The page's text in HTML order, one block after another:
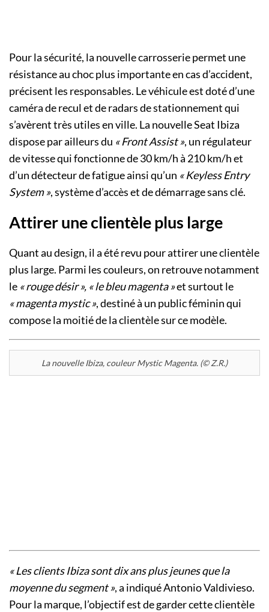
Pour la sécurité, la nouvelle carrosserie permet une
résistance au choc plus importante en cas d’accident,
précisent les responsables. Le véhicule est doté d’une
caméra de recul et de radars de stationnement qui
s’avèrent très utiles en ville. La nouvelle Seat Ibiza
dispose par ailleurs du « Front Assist », un régulateur
de vitesse qui fonctionne de 30 km/h à 210 km/h et
d’un détecteur de fatigue ainsi qu’un « Keyless Entry
System », système d’accès et de démarrage sans clé.
Attirer une clientèle plus large
Quant au design, il a été revu pour attirer une clientèle
plus large. Parmi les couleurs, on retrouve notamment
le « rouge désir », « le bleu magenta »et surtout le
« magenta mystic », destiné à un public féminin qui
compose la moitié de la clientèle sur ce modèle.
La nouvelle Ibiza, couleur Mystic Magenta. (© Z.R.)
« Les clients Ibiza sont dix ans plus jeunes que la
moyenne du segment », a indiqué Antonio Valdivieso.
Pour la marque, l’objectif est de garder cette clientèle